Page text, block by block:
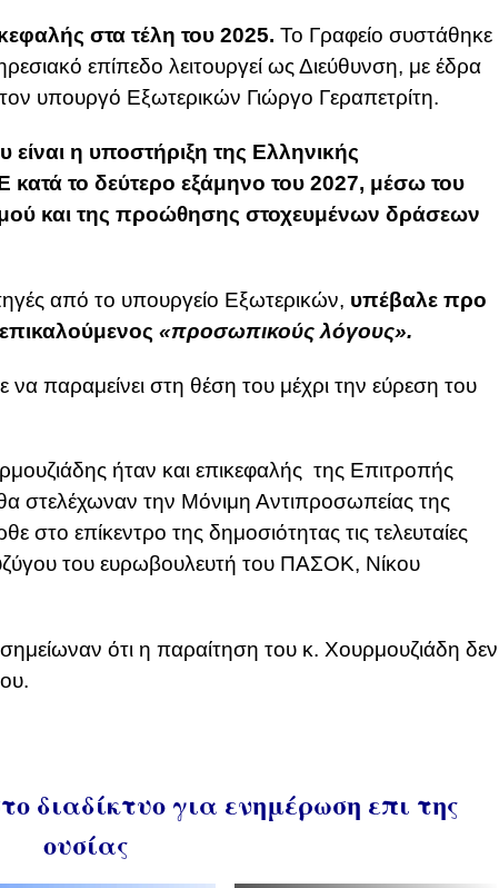
στα τέλη του 2025. Το Γραφείο συστάθηκε
επίπεδο λειτουργεί ως Διεύθυνση, με έδρα
υπουργό Εξωτερικών Γιώργο Γεραπετρίτη.
η υποστήριξη της Ελληνικής
κατά το δεύτερο εξάμηνο του 2027, μέσω του
και της προώθησης στοχευμένων δράσεων
από το υπουργείο Εξωτερικών, υπέβαλε προ
«προσωπικούς λόγους».
παραμείνει στη θέση του μέχρι την εύρεση του
ήταν και επικεφαλής της Επιτροπής
στελέχωναν την Μόνιμη Αντιπροσωπείας της
στο επίκεντρο της δημοσιότητας τις τελευταίες
του ευρωβουλευτή του ΠΑΣΟΚ, Νίκου
ότι η παραίτηση του κ. Χουρμουζιάδη δεν
διαδίκτυο για ενημέρωση επι της
ουσίας